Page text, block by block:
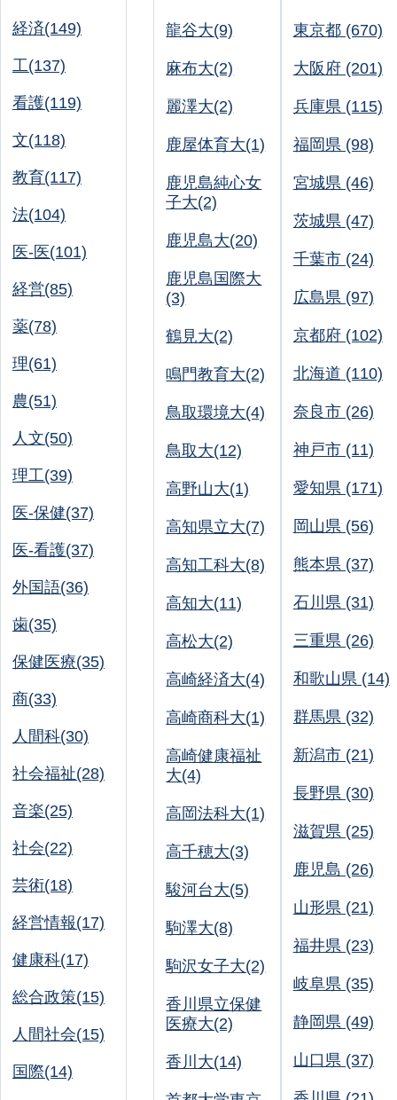
経済(149)
工(137)
看護(119)
文(118)
教育(117)
法(104)
医-医(101)
経営(85)
薬(78)
理(61)
農(51)
人文(50)
理工(39)
医-保健(37)
医-看護(37)
外国語(36)
歯(35)
保健医療(35)
商(33)
人間科(30)
社会福祉(28)
音楽(25)
社会(22)
芸術(18)
経営情報(17)
健康科(17)
総合政策(15)
人間社会(15)
国際(14)
龍谷大(9)
麻布大(2)
麗澤大(2)
鹿屋体育大(1)
鹿児島純心女
子大(2)
鹿児島大(20)
鹿児島国際大
(3)
鶴見大(2)
鳴門教育大(2)
鳥取環境大(4)
鳥取大(12)
高野山大(1)
高知県立大(7)
高知工科大(8)
高知大(11)
高松大(2)
高崎経済大(4)
高崎商科大(1)
高崎健康福祉
大(4)
高岡法科大(1)
高千穂大(3)
駿河台大(5)
駒澤大(8)
駒沢女子大(2)
香川県立保健
医療大(2)
香川大(14)
東京都 (670)
大阪府 (201)
兵庫県 (115)
福岡県 (98)
宮城県 (46)
茨城県 (47)
千葉市 (24)
広島県 (97)
京都府 (102)
北海道 (110)
奈良市 (26)
神戸市 (11)
愛知県 (171)
岡山県 (56)
熊本県 (37)
石川県 (31)
三重県 (26)
和歌山県 (14)
群馬県 (32)
新潟市 (21)
長野県 (30)
滋賀県 (25)
鹿児島 (26)
山形県 (21)
福井県 (23)
岐阜県 (35)
静岡県 (49)
山口県 (37)